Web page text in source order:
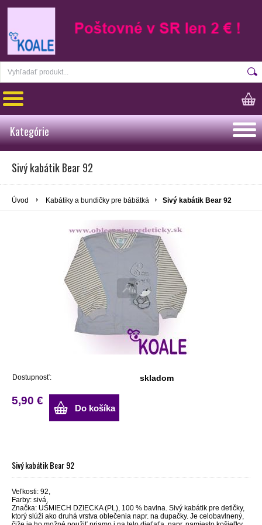
Kategórie
Sivý kabátik Bear 92
Úvod Kabátiky a bundičky pre bábätká Sivý kabátik Bear 92
Dostupnosť: skladom
5,90 €
Do košíka
Sivý kabátik Bear 92
Veľkosti: 92,
Farby: sivá,
Značka: UŚMIECH DZIECKA (PL), 100 % bavlna. Sivý kabátik pre detičky,
ktorý slúži ako druhá vrstva oblečenia napr. na dupačky. Je celobavlnený,